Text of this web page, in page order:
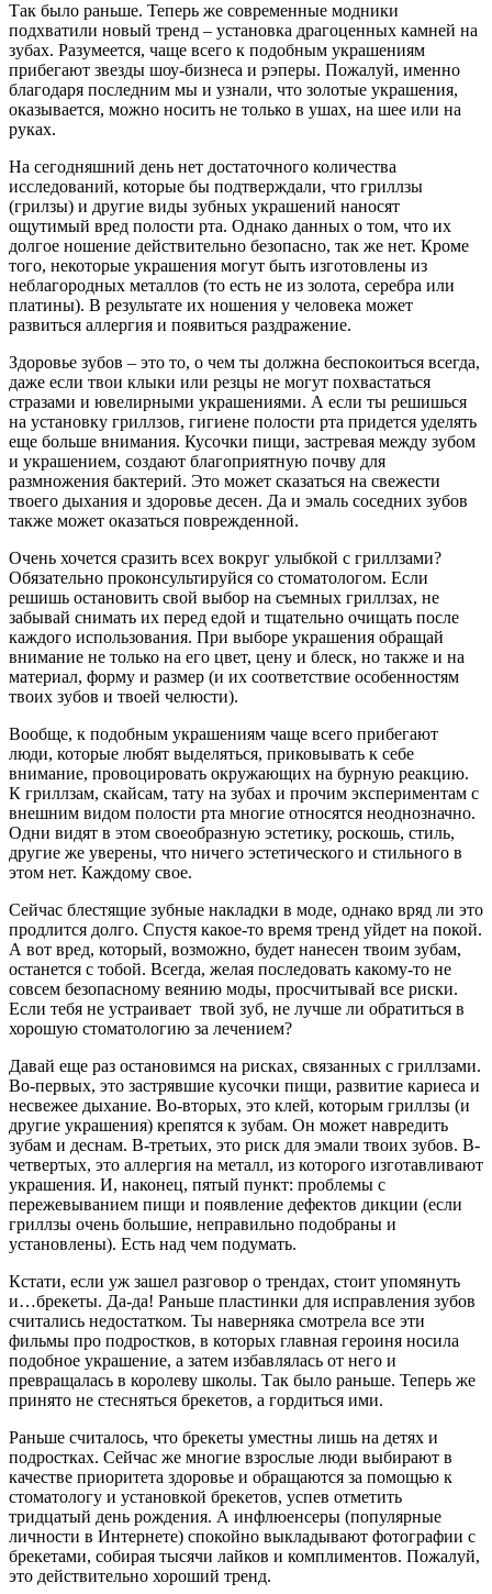
Так было раньше. Теперь же современные модники
подхватили новый тренд – установка драгоценных камней на
зубах. Разумеется, чаще всего к подобным украшениям
прибегают звезды шоу-бизнеса и рэперы. Пожалуй, именно
благодаря последним мы и узнали, что золотые украшения,
оказывается, можно носить не только в ушах, на шее или на
руках.
На сегодняшний день нет достаточного количества
исследований, которые бы подтверждали, что гриллзы
(грилзы) и другие виды зубных украшений наносят
ощутимый вред полости рта. Однако данных о том, что их
долгое ношение действительно безопасно, так же нет. Кроме
того, некоторые украшения могут быть изготовлены из
неблагородных металлов (то есть не из золота, серебра или
платины). В результате их ношения у человека может
развиться аллергия и появиться раздражение.
Здоровье зубов – это то, о чем ты должна беспокоиться всегда,
даже если твои клыки или резцы не могут похвастаться
стразами и ювелирными украшениями. А если ты решишься
на установку гриллзов, гигиене полости рта придется уделять
еще больше внимания. Кусочки пищи, застревая между зубом
и украшением, создают благоприятную почву для
размножения бактерий. Это может сказаться на свежести
твоего дыхания и здоровье десен. Да и эмаль соседних зубов
также может оказаться поврежденной.
Очень хочется сразить всех вокруг улыбкой с гриллзами?
Обязательно проконсультируйся со стоматологом. Если
решишь остановить свой выбор на съемных гриллзах, не
забывай снимать их перед едой и тщательно очищать после
каждого использования. При выборе украшения обращай
внимание не только на его цвет, цену и блеск, но также и на
материал, форму и размер (и их соответствие особенностям
твоих зубов и твоей челюсти).
Вообще, к подобным украшениям чаще всего прибегают
люди, которые любят выделяться, приковывать к себе
внимание, провоцировать окружающих на бурную реакцию.
К гриллзам, скайсам, тату на зубах и прочим экспериментам с
внешним видом полости рта многие относятся неоднозначно.
Одни видят в этом своеобразную эстетику, роскошь, стиль,
другие же уверены, что ничего эстетического и стильного в
этом нет. Каждому свое.
Сейчас блестящие зубные накладки в моде, однако вряд ли это
продлится долго. Спустя какое-то время тренд уйдет на покой.
А вот вред, который, возможно, будет нанесен твоим зубам,
останется с тобой. Всегда, желая последовать какому-то не
совсем безопасному веянию моды, просчитывай все риски.
Если тебя не устраивает твой зуб, не лучше ли обратиться в
хорошую стоматологию за лечением?
Давай еще раз остановимся на рисках, связанных с гриллзами.
Во-первых, это застрявшие кусочки пищи, развитие кариеса и
несвежее дыхание. Во-вторых, это клей, которым гриллзы (и
другие украшения) крепятся к зубам. Он может навредить
зубам и деснам. В-третьих, это риск для эмали твоих зубов. В-
четвертых, это аллергия на металл, из которого изготавливают
украшения. И, наконец, пятый пункт: проблемы с
пережевыванием пищи и появление дефектов дикции (если
гриллзы очень большие, неправильно подобраны и
установлены). Есть над чем подумать.
Кстати, если уж зашел разговор о трендах, стоит упомянуть
и…брекеты. Да-да! Раньше пластинки для исправления зубов
считались недостатком. Ты наверняка смотрела все эти
фильмы про подростков, в которых главная героиня носила
подобное украшение, а затем избавлялась от него и
превращалась в королеву школы. Так было раньше. Теперь же
принято не стесняться брекетов, а гордиться ими.
Раньше считалось, что брекеты уместны лишь на детях и
подростках. Сейчас же многие взрослые люди выбирают в
качестве приоритета здоровье и обращаются за помощью к
стоматологу и установкой брекетов, успев отметить
тридцатый день рождения. А инфлюенсеры (популярные
личности в Интернете) спокойно выкладывают фотографии с
брекетами, собирая тысячи лайков и комплиментов. Пожалуй,
это действительно хороший тренд.